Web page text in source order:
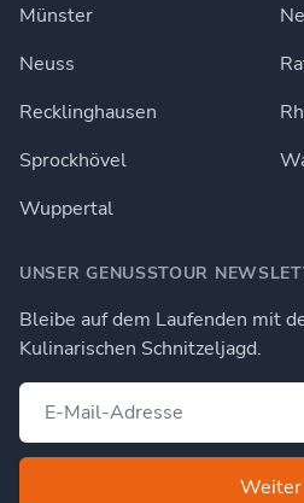
Münster
Neuss
Recklinghausen
Sprockhövel
Wuppertal
UNSER GENUSSTOUR
Bleibe auf dem Laufenden mit
Kulinarischen Schnitzeljagd.
Weiter